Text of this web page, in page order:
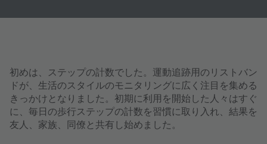
初めは、ステップの計数でした。運動追跡用のリストバン
ドが、生活のスタイルのモニタリングに広く注目を集める
きっかけとなりました。初期に利用を開始した人々はすぐ
に、毎日の歩行ステップの計数を習慣に取り入れ、結果を
友人、家族、同僚と共有し始めました。